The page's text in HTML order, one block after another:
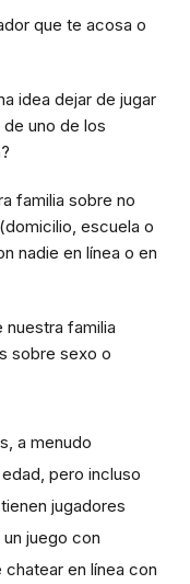
que te acosa o
idea dejar de jugar
uno de los
familia sobre no
escuela o
nadie en línea o en
familia
sobre sexo o
a menudo
pero incluso
jugadores
juego con
en línea con